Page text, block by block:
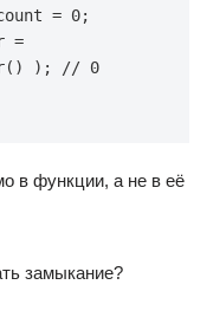
= 0;
=
); // 0
в функции, а не в её
замыкание?